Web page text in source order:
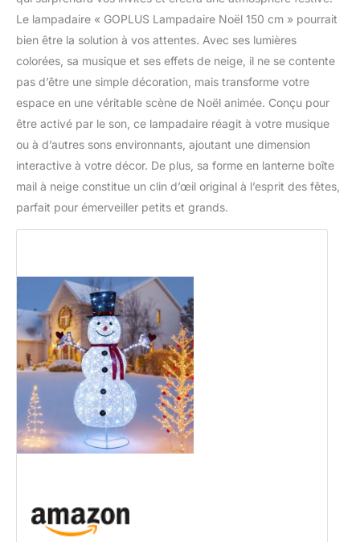
Le lampadaire « GOPLUS Lampadaire Noël 150 cm » pourrait
bien être la solution à vos attentes. Avec ses lumières
colorées, sa musique et ses effets de neige, il ne se contente
pas d’être une simple décoration, mais transforme votre
espace en une véritable scène de Noël animée. Conçu pour
être activé par le son, ce lampadaire réagit à votre musique
ou à d’autres sons environnants, ajoutant une dimension
interactive à votre décor. De plus, sa forme en lanterne boîte
mail à neige constitue un clin d’œil original à l’esprit des fêtes,
parfait pour émerveiller petits et grands.